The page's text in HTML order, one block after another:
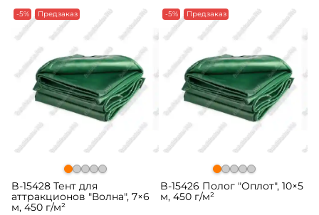
-5% Предзаказ
B-15428 Тент для
аттракционов "Волна", 7×6
м, 450 г/м²
-5% Предзаказ
B-15426 Полог "Оплот", 10×5
м, 450 г/м²